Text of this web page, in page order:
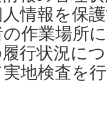
情報を保
作業場所
行状況に
地検査を